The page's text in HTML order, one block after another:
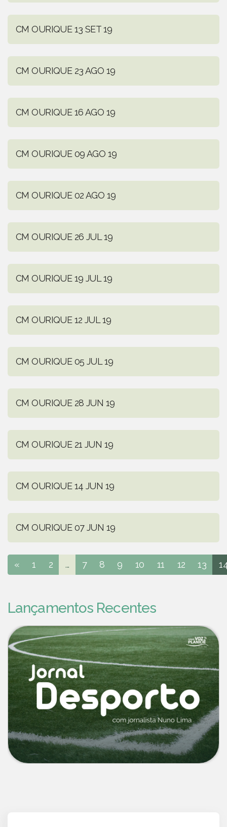
CM OURIQUE 13 SET 19
CM OURIQUE 23 AGO 19
CM OURIQUE 16 AGO 19
CM OURIQUE 09 AGO 19
CM OURIQUE 02 AGO 19
CM OURIQUE 26 JUL 19
CM OURIQUE 19 JUL 19
CM OURIQUE 12 JUL 19
CM OURIQUE 05 JUL 19
CM OURIQUE 28 JUN 19
CM OURIQUE 21 JUN 19
CM OURIQUE 14 JUN 19
CM OURIQUE 07 JUN 19
« 1 2 ... 7 8 9 10 11 12 13
Lançamentos Recentes